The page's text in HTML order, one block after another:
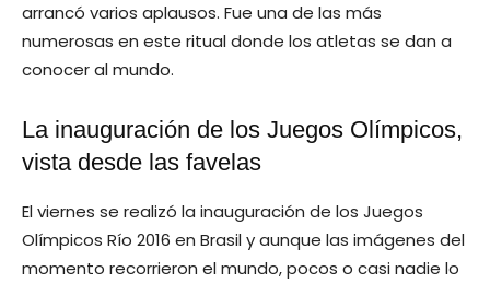
arrancó varios aplausos. Fue una de las más
numerosas en este ritual donde los atletas se dan a
conocer al mundo.
La inauguración de los Juegos Olímpicos,
vista desde las favelas
El viernes se realizó la inauguración de los Juegos
Olímpicos Río 2016 en Brasil y aunque las imágenes del
momento recorrieron el mundo, pocos o casi nadie lo